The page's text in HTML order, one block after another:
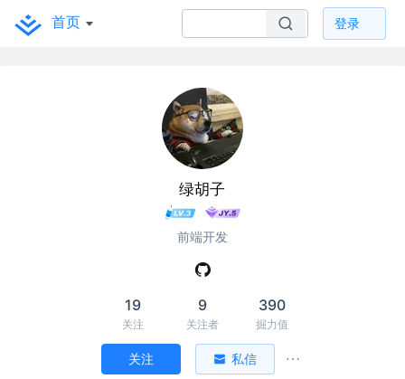
首页 登录
绿胡子
前端开发
19
关注
9
关注者
390
掘力值
关注 私信